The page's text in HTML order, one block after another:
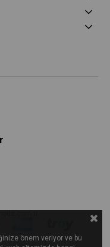
önem veriyor ve bu